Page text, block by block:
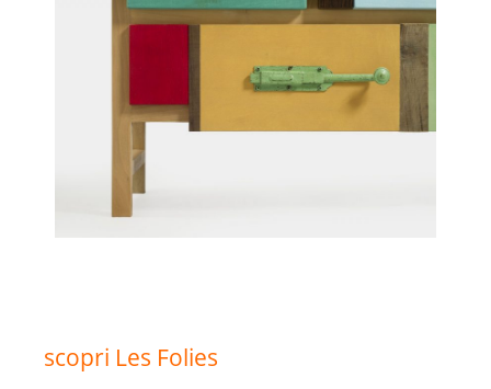
scopri Les Folies